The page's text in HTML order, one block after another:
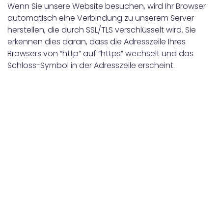
Wenn Sie unsere Website besuchen, wird Ihr Browser
automatisch eine Verbindung zu unserem Server
herstellen, die durch SSL/TLS verschlüsselt wird. Sie
erkennen dies daran, dass die Adresszeile Ihres
Browsers von “http” auf “https” wechselt und das
Schloss-Symbol in der Adresszeile erscheint.